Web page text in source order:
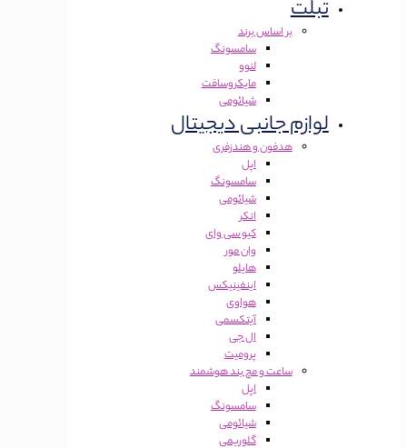
تبلت
بر اساس برند
سامسونگ
لنوو
مایکروسافت
شیائومی
لوازم جانبی دیجیتال
هدفون و هندزفری
اپل
سامسونگ
شیائومی
انکر
کیو سی وای
وان مور
هایلو
اینفینیکس
هواوی
آیتکسمی
ال جی
پرومیت
ساعت و مچ بند هوشمند
اپل
سامسونگ
شیائومی
گلوریمی